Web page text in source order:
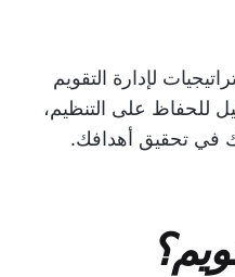
لإدارة التقويم
للحفاظ على التنظيم،
في تحقيق أهدافك.